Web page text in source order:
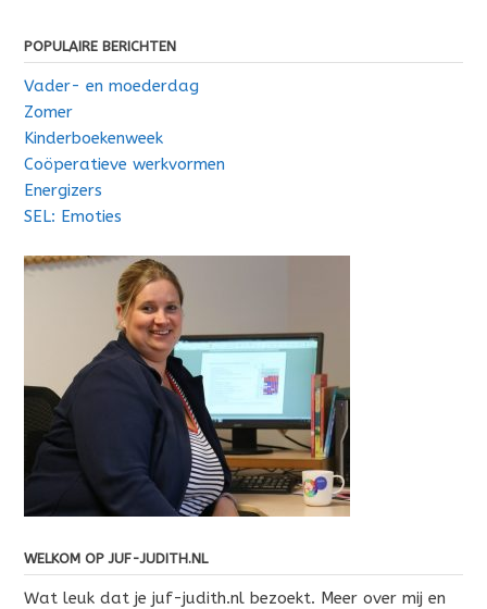
POPULAIRE BERICHTEN
Vader- en moederdag
Zomer
Kinderboekenweek
Coöperatieve werkvormen
Energizers
SEL: Emoties
WELKOM OP JUF-JUDITH.NL
Wat leuk dat je juf-judith.nl bezoekt. Meer over mij en